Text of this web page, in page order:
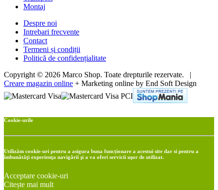
Montaj
Despre noi
Intrebari frecvente
Contact
Termeni și condiții
Politică de confidențialitate
Copyright © 2026 Marco Shop. Toate drepturile rezervate. |
Creare magazin online + Marketing online by End Soft Design
Cookie-urile
Utilizăm cookie-uri pentru a asigura buna funcționare a acestui site dar si pentru a
îmbunătăţi experienţa navigării şi a va oferi servicii uşor de utilizat.
Acceptare cookie-uri
Citește mai mult